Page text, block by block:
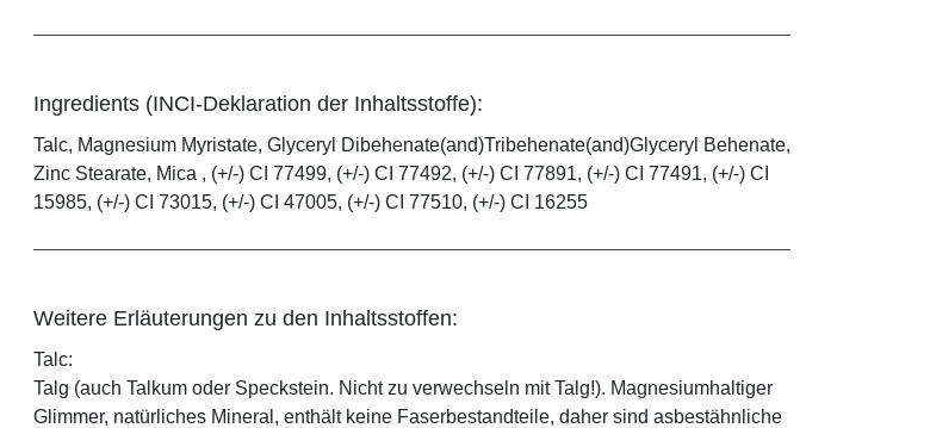
Ingredients (INCI-Deklaration der Inhaltsstoffe):
Talc, Magnesium Myristate, Glyceryl Dibehenate(and)Tribehenate(and)Glyceryl Behenate,
Zinc Stearate, Mica , (+/-) CI 77499, (+/-) CI 77492, (+/-) CI 77891, (+/-) CI 77491, (+/-) CI
15985, (+/-) CI 73015, (+/-) CI 47005, (+/-) CI 77510, (+/-) CI 16255
Weitere Erläuterungen zu den Inhaltsstoffen:
Talc:
Talg (auch Talkum oder Speckstein. Nicht zu verwechseln mit Talg!). Magnesiumhaltiger
Glimmer, natürliches Mineral, enthält keine Faserbestandteile, daher sind asbestähnliche